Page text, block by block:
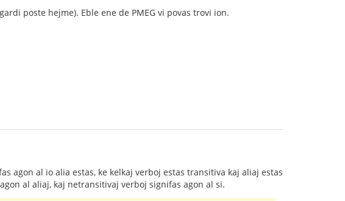
poste hejme). Eble ene de PMEG vi povas trovi ion.
agon al io alia estas, ke kelkaj verboj estas transitiva kaj aliaj estas
al aliaj, kaj netransitivaj verboj signifas agon al si.